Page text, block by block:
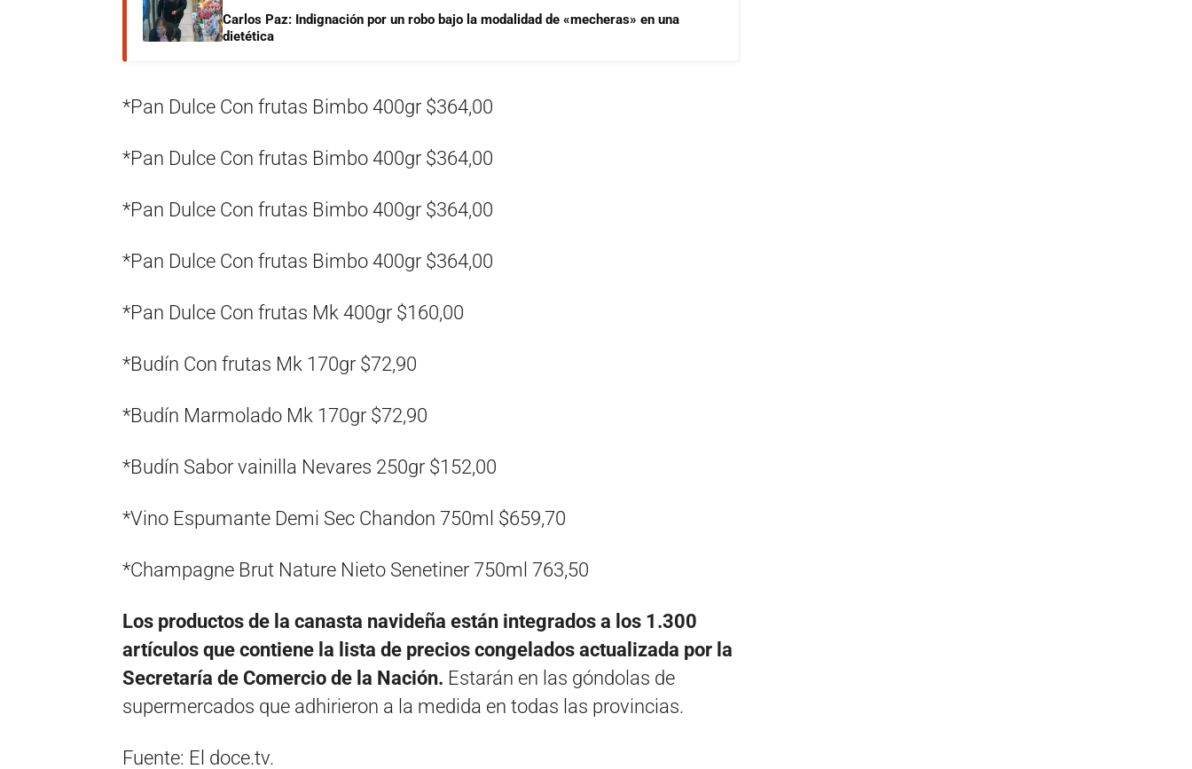
Carlos Paz: Indignación por un robo bajo la modalidad de «mecheras» en una
dietética
*Pan Dulce Con frutas Bimbo 400gr $364,00
*Pan Dulce Con frutas Bimbo 400gr $364,00
*Pan Dulce Con frutas Bimbo 400gr $364,00
*Pan Dulce Con frutas Bimbo 400gr $364,00
*Pan Dulce Con frutas Mk 400gr $160,00
*Budín Con frutas Mk 170gr $72,90
*Budín Marmolado Mk 170gr $72,90
*Budín Sabor vainilla Nevares 250gr $152,00
*Vino Espumante Demi Sec Chandon 750ml $659,70
*Champagne Brut Nature Nieto Senetiner 750ml 763,50
Los productos de la canasta navideña están integrados a los 1.300
artículos que contiene la lista de precios congelados actualizada por la
Secretaría de Comercio de la Nación. Estarán en las góndolas de
supermercados que adhirieron a la medida en todas las provincias.
Fuente: El doce.tv.